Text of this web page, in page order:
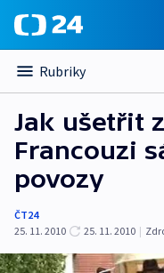
Rubriky
Jak ušetřit
Francouzi
povozy
ČT24
25. 11. 2010
25. 11. 2010 |